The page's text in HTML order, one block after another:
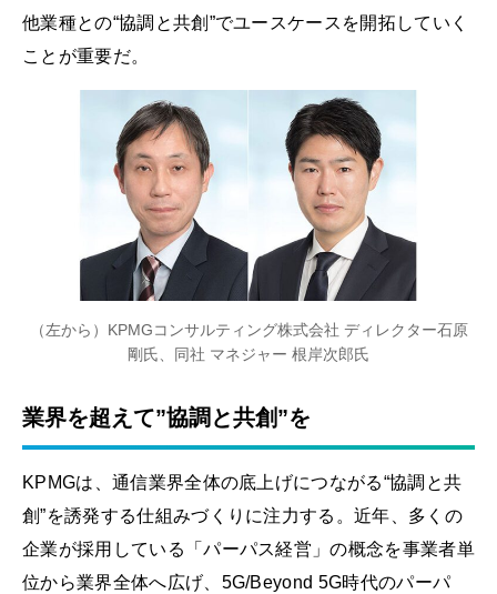
他業種との“協調と共創”でユースケースを開拓していく
ことが重要だ。
（左から）KPMGコンサルティング株式会社 ディレクター石原
剛氏、同社 マネジャー 根岸次郎氏
業界を超えて”協調と共創”を
KPMGは、通信業界全体の底上げにつながる“協調と共
創”を誘発する仕組みづくりに注力する。近年、多くの
企業が採用している「パーパス経営」の概念を事業者単
位から業界全体へ広げ、5G/Beyond 5G時代のパーパ